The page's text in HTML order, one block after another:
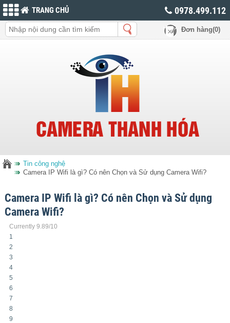
TRANG CHỦ 0978.499.112
Đơn hàng(0)
Tin công nghệ
Camera IP Wifi là gì? Có nên Chọn và Sử dụng Camera Wifi?
Camera IP Wifi là gì? Có nên Chọn và Sử dụng
Camera Wifi?
Currently 9.89/10
1
2
3
4
5
6
7
8
9